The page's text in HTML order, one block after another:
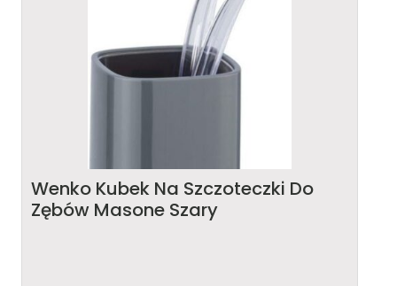
Wenko Kubek Na Szczoteczki Do
Zębów Masone Szary